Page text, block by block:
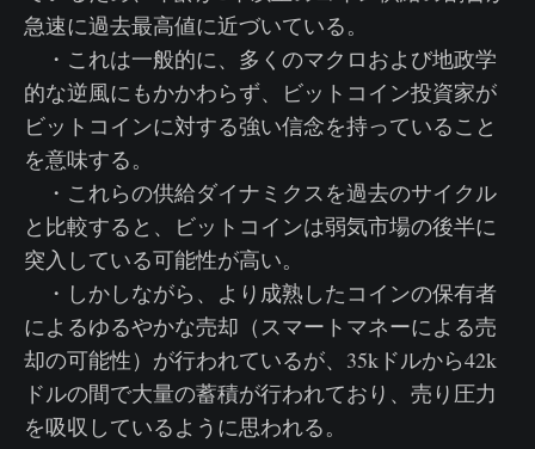
急速に過去最高値に近づいている。
・これは一般的に、多くのマクロおよび地政学
的な逆風にもかかわらず、ビットコイン投資家が
ビットコインに対する強い信念を持っていること
を意味する。
・これらの供給ダイナミクスを過去のサイクル
と比較すると、ビットコインは弱気市場の後半に
突入している可能性が高い。
・しかしながら、より成熟したコインの保有者
によるゆるやかな売却（スマートマネーによる売
却の可能性）が行われているが、35kドルから42k
ドルの間で大量の蓄積が行われており、売り圧力
を吸収しているように思われる。